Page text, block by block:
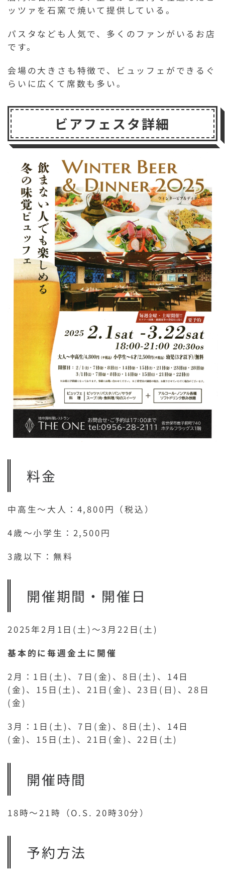
ッツァを石窯で焼いて提供している。
パスタなども人気で、多くのファンがいるお店
です。
会場の大きさも特徴で、ビュッフェができるぐ
らいに広くて席数も多い。
ビアフェスタ詳細
料金
中高生～大人：4,800円（税込）
4歳～小学生：2,500円
3歳以下：無料
開催期間・開催日
2025年2月1日(土)～3月22日(土)
基本的に毎週金土に開催
2月：1日(土)、7日(金)、8日(土)、14日
(金)、15日(土)、21日(金)、23日(日)、28日
(金)
3月：1日(土)、7日(金)、8日(土)、14日
(金)、15日(土)、21日(金)、22日(土)
開催時間
18時～21時（O.S. 20時30分）
予約方法